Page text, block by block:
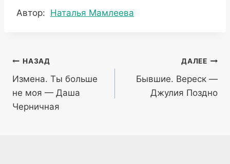
Метки
Автор: Наталья Мамлеева
Навигация
по
записям
НАЗАД
Измена. Ты больше
не моя — Даша
Черничная
ДАЛЕЕ
Бывшие. Вереск —
Джулия Поздно